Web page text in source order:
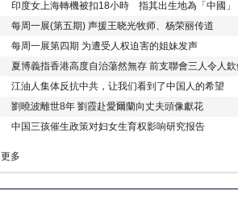
印度女上海轉機被扣18小時 指其出生地為「中國」
每周一展(第五期) 声援王晓光牧师、杨荣丽传道
每周一展第四期 为遭受人权迫害的姐妹发声
夏博義指香港高度自治蕩然無存 前支聯會三人令人
江油人集体反抗中共，让我们看到了中国人的希望
劉曉波離世8年 劉霞赴愛爾蘭向丈夫頭像獻花
中国三孩催生政策对妇女生育权影响研究报告
更多